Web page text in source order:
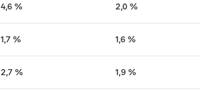
4,6 % 2,0 %
1,7 % 1,6 %
2,7 % 1,9 %